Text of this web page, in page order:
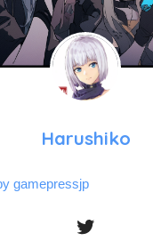
Harushiko
gamepressjp